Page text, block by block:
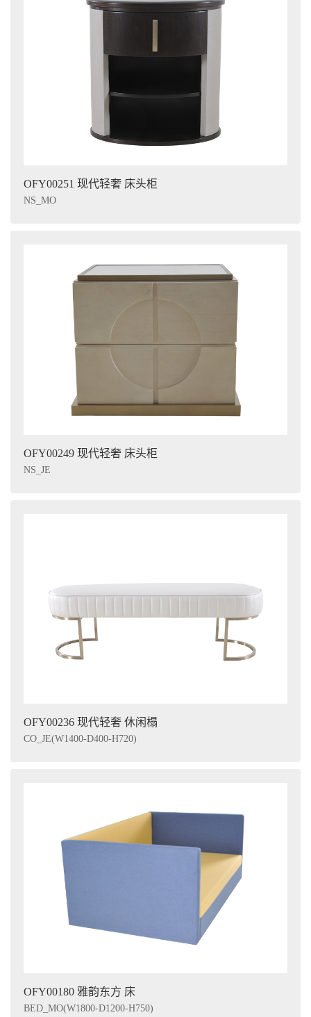
OFY00251 现代轻奢 床头柜
NS_MO
OFY00249 现代轻奢 床头柜
NS_JE
OFY00236 现代轻奢 休闲榻
CO_JE(W1400-D400-H720)
OFY00180 雅韵东方 床
BED_MO(W1800-D1200-H750)